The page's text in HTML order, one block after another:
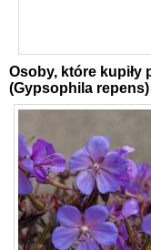
Osoby, które kupiły
(Gypsophila repens)